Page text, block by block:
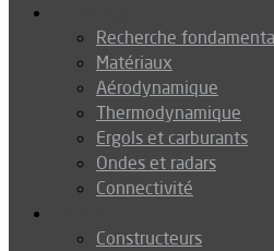
Recherche
Matériaux
Aérodynamique
Thermodynamique
Ergols et carburants
Ondes et radars
Connectivité
Constructeurs